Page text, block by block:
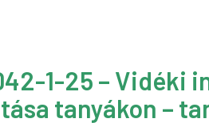
1-25 –
tanyákon –